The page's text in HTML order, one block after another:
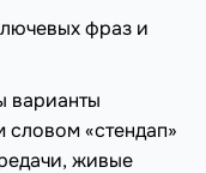
фраз и
варианты
«стендап»
живые